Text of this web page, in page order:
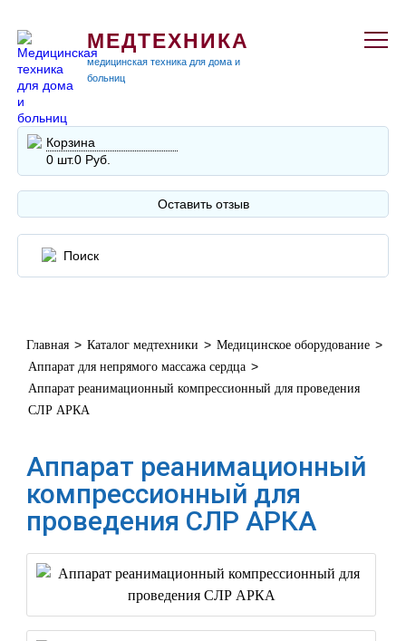
МЕДТЕХНИКА
медицинская техника для дома и
больниц
Корзина
0 шт.0 Руб.
Оставить отзыв
Главная > Каталог медтехники > Медицинское оборудование >
Аппарат для непрямого массажа сердца >
Аппарат реанимационный компрессионный для проведения
СЛР АРКА
Аппарат реанимационный
компрессионный для
проведения СЛР АРКА